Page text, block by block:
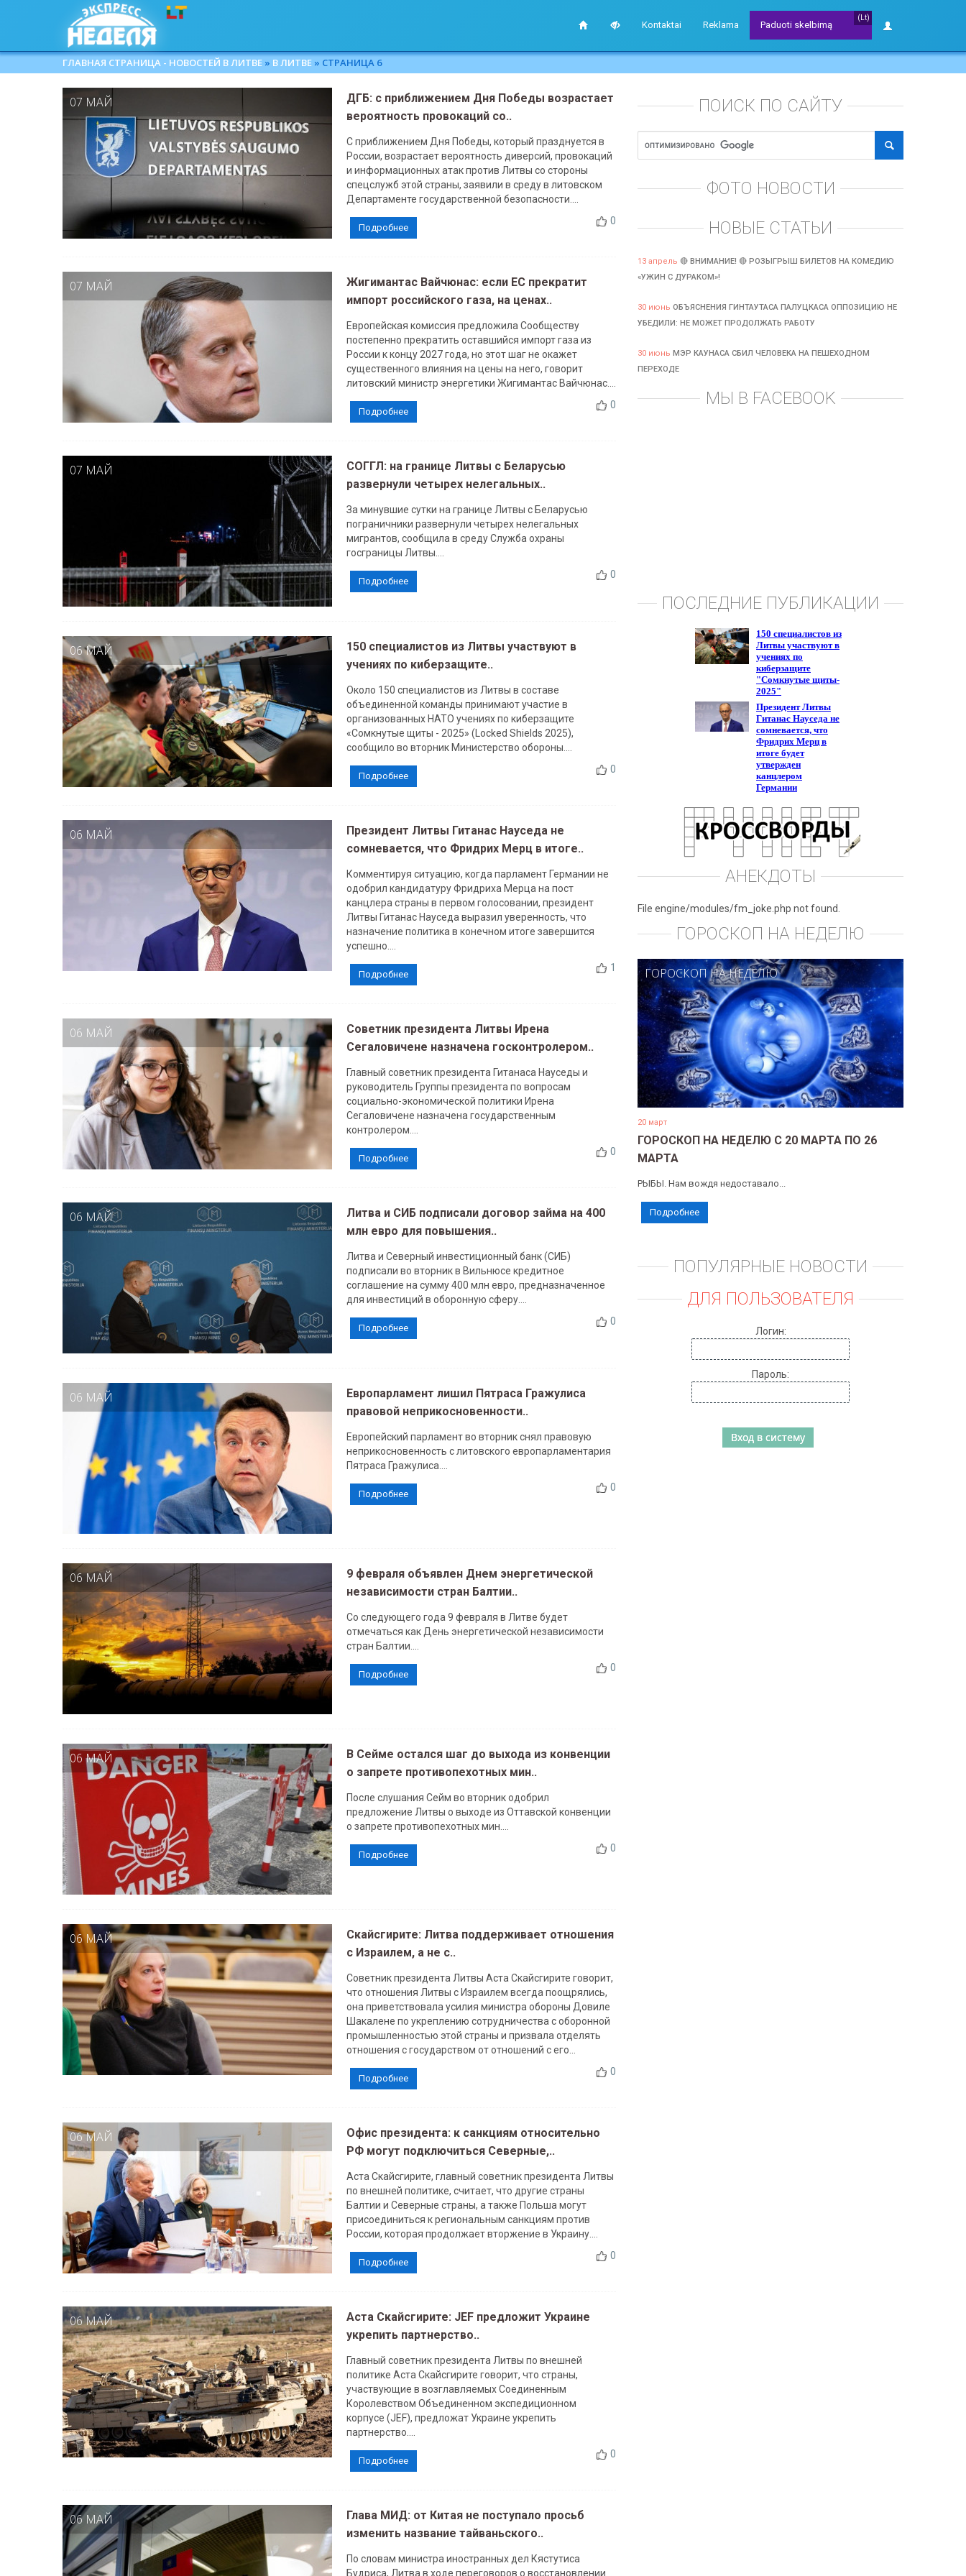
Kontaktai Reklama
(Lt)
Paduoti skelbimą
ГЛАВНАЯ СТРАНИЦА - НОВОСТЕЙ В ЛИТВЕ » В ЛИТВЕ » СТРАНИЦА 6
07 МАЙ
ДГБ: с приближением Дня Победы возрастает
вероятность провокаций со..
С приближением Дня Победы, который празднуется в
России, возрастает вероятность диверсий, провокаций
и информационных атак против Литвы со стороны
спецслужб этой страны, заявили в среду в литовском
Департаменте государственной безопасности....
0
Подробнее
07 МАЙ
Жигимантас Вайчюнас: если ЕС прекратит
импорт российского газа, на ценах..
Европейская комиссия предложила Сообществу
постепенно прекратить оставшийся импорт газа из
России к концу 2027 года, но этот шаг не окажет
существенного влияния на цены на него, говорит
литовский министр энергетики Жигимантас Вайчюнас....
0
Подробнее
07 МАЙ
СОГГЛ: на границе Литвы с Беларусью
развернули четырех нелегальных..
За минувшие сутки на границе Литвы с Беларусью
пограничники развернули четырех нелегальных
мигрантов, сообщила в среду Служба охраны
госграницы Литвы....
0
Подробнее
06 МАЙ
150 специалистов из Литвы участвуют в
учениях по киберзащите..
Около 150 специалистов из Литвы в составе
объединенной команды принимают участие в
организованных НАТО учениях по киберзащите
«Сомкнутые щиты - 2025» (Locked Shields 2025),
сообщило во вторник Министерство обороны....
0
Подробнее
06 МАЙ
Президент Литвы Гитанас Науседа не
сомневается, что Фридрих Мерц в итоге..
Комментируя ситуацию, когда парламент Германии не
одобрил кандидатуру Фридриха Мерца на пост
канцлера страны в первом голосовании, президент
Литвы Гитанас Науседа выразил уверенность, что
назначение политика в конечном итоге завершится
успешно....
1
Подробнее
06 МАЙ
Советник президента Литвы Ирена
Сегаловичене назначена госконтролером..
Главный советник президента Гитанаса Науседы и
руководитель Группы президента по вопросам
социально-экономической политики Ирена
Сегаловичене назначена государственным
контролером....
0
Подробнее
06 МАЙ
Литва и СИБ подписали договор займа на 400
млн евро для повышения..
Литва и Северный инвестиционный банк (СИБ)
подписали во вторник в Вильнюсе кредитное
соглашение на сумму 400 млн евро, предназначенное
для инвестиций в оборонную сферу....
0
Подробнее
06 МАЙ
Европарламент лишил Пятраса Гражулиса
правовой неприкосновенности..
Европейский парламент во вторник снял правовую
неприкосновенность с литовского европарламентария
Пятраса Гражулиса....
0
Подробнее
06 МАЙ
9 февраля объявлен Днем энергетической
независимости стран Балтии..
Со следующего года 9 февраля в Литве будет
отмечаться как День энергетической независимости
стран Балтии....
0
Подробнее
06 МАЙ
В Сейме остался шаг до выхода из конвенции
о запрете противопехотных мин..
После слушания Сейм во вторник одобрил
предложение Литвы о выходе из Оттавской конвенции
о запрете противопехотных мин....
0
Подробнее
06 МАЙ
Скайсгирите: Литва поддерживает отношения
с Израилем, а не с..
Советник президента Литвы Аста Скайсгирите говорит,
что отношения Литвы с Израилем всегда поощрялись,
она приветствовала усилия министра обороны Довиле
Шакалене по укреплению сотрудничества с оборонной
промышленностью этой страны и призвала отделять
отношения с государством от отношений с его...
0
Подробнее
06 МАЙ
Офис президента: к санкциям относительно
РФ могут подключиться Северные,..
Аста Скайсгирите, главный советник президента Литвы
по внешней политике, считает, что другие страны
Балтии и Северные страны, а также Польша могут
присоединиться к региональным санкциям против
России, которая продолжает вторжение в Украину....
0
Подробнее
06 МАЙ
Аста Скайсгирите: JEF предложит Украине
укрепить партнерство..
Главный советник президента Литвы по внешней
политике Аста Скайсгирите говорит, что страны,
участвующие в возглавляемых Соединенным
Королевством Объединенном экспедиционном
корпусе (JEF), предложат Украине укрепить
партнерство....
0
Подробнее
06 МАЙ
Глава МИД: от Китая не поступало просьб
изменить название тайваньского..
По словам министра иностранных дел Кястутиса
Будриса, Литва в ходе переговоров о восстановлении
ПОИСК ПО САЙТУ
ФОТО НОВОСТИ
НОВЫЕ СТАТЬИ
13 апрель 🔴 ВНИМАНИЕ! 🔴 РОЗЫГРЫШ БИЛЕТОВ НА КОМЕДИЮ
«УЖИН С ДУРАКОМ»!
30 июнь ОБЪЯСНЕНИЯ ГИНТАУТАСА ПАЛУЦКАСА ОППОЗИЦИЮ НЕ
УБЕДИЛИ: НЕ МОЖЕТ ПРОДОЛЖАТЬ РАБОТУ
30 июнь МЭР КАУНАСА СБИЛ ЧЕЛОВЕКА НА ПЕШЕХОДНОМ
ПЕРЕХОДЕ
МЫ В FACEBOOK
ПОСЛЕДНИЕ ПУБЛИКАЦИИ
АНЕКДОТЫ
File engine/modules/fm_joke.php not found.
ГОРОСКОП НА НЕДЕЛЮ
ГОРОСКОП НА НЕДЕЛЮ
20 март
ГОРОСКОП НА НЕДЕЛЮ С 20 МАРТА ПО 26
МАРТА
РЫБЫ. Нам вождя недоставало...
Подробнее
ПОПУЛЯРНЫЕ НОВОСТИ
ДЛЯ ПОЛЬЗОВАТЕЛЯ
Логин:
Пароль: